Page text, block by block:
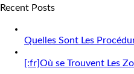
Recent Posts
Quelles Sont Les
[:fr]Où se Trouvent Les